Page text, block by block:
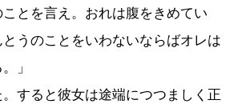
とを言え。おれは腹をきめてい
うのことをいわないならばオレは
」
すると彼女は途端につつましく正